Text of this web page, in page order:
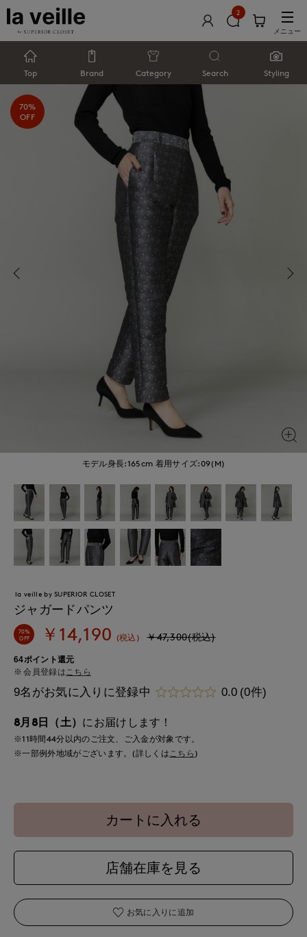
2
メニュー
Top Brand Category Search Styling
モデル身長:165cm 着用サイズ:09(M)
70%
OFF
la veille by SUPERIOR CLOSET
ジャガードパンツ
70%
OFF ￥14,190 (税込) ￥47,300(税込)
64ポイント還元
会員登録はこちら
9名がお気に入りに登録中 0.0 (0件)
8月8日（土） にお届けします！
※11時間44分以内のご注文、ご入金が対象です。
※一部例外地域がございます。(詳しくは こちら )
カートに入れる
店舗在庫を見る
お気に入りに追加